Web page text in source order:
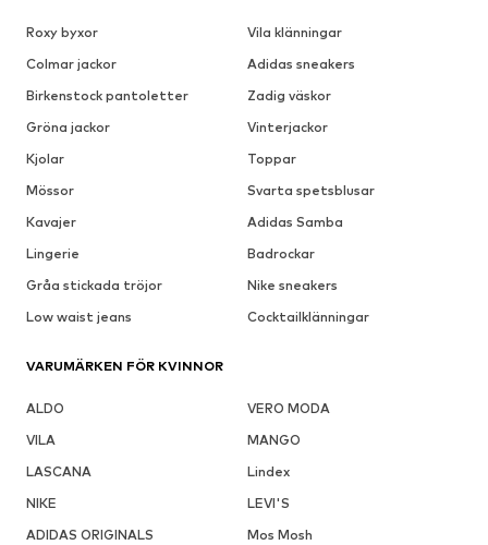
Roxy byxor
Vila klänningar
Colmar jackor
Adidas sneakers
Birkenstock pantoletter
Zadig väskor
Gröna jackor
Vinterjackor
Kjolar
Toppar
Mössor
Svarta spetsblusar
Kavajer
Adidas Samba
Lingerie
Badrockar
Gråa stickada tröjor
Nike sneakers
Low waist jeans
Cocktailklänningar
VARUMÄRKEN FÖR KVINNOR
ALDO
VERO MODA
VILA
MANGO
LASCANA
Lindex
NIKE
LEVI'S
ADIDAS ORIGINALS
Mos Mosh